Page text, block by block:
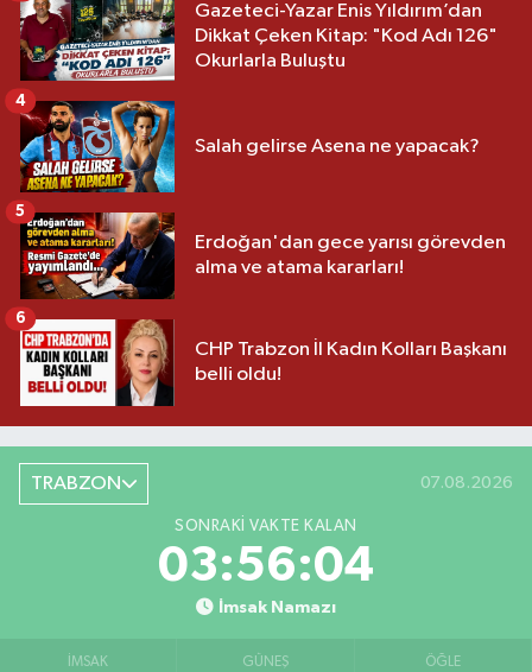
Gazeteci-Yazar Enis Yıldırım’dan
Dikkat Çeken Kitap: "Kod Adı 126"
Okurlarla Buluştu
Salah gelirse Asena ne yapacak?
4
Erdoğan'dan gece yarısı görevden
alma ve atama kararları!
5
CHP Trabzon İl Kadın Kolları Başkanı
belli oldu!
6
TRABZON 07.08.2026
SONRAKI VAKTE KALAN
03:56:03
İmsak Namazı
İMSAK GÜNEŞ ÖĞLE